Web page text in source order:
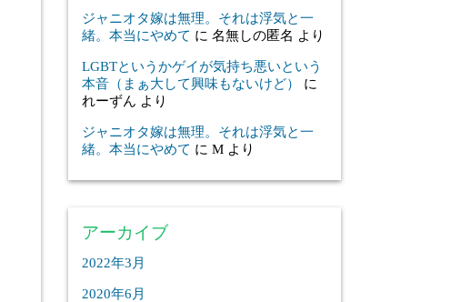
ジャニオタ嫁は無理。それは浮気と一
緒。本当にやめて に 名無しの匿名 より
LGBTというかゲイが気持ち悪いという
本音（まぁ大して興味もないけど）
に
れーずん より
ジャニオタ嫁は無理。それは浮気と一
緒。本当にやめて に M より
アーカイブ
2022年3月
2020年6月